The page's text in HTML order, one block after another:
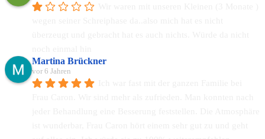
Martina Brückner
vor 6 Jahren